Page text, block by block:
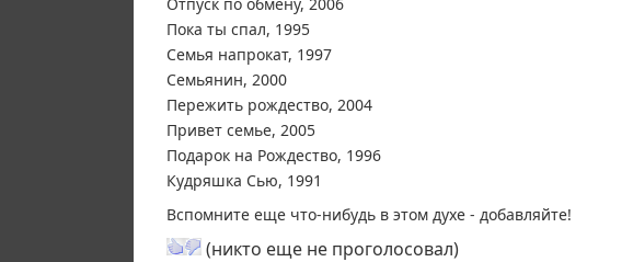
Пока ты спал, 1995
Семья напрокат, 1997
Семьянин, 2000
Пережить рождество, 2004
Привет семье, 2005
Подарок на Рождество, 1996
Кудряшка Сью, 1991
Вспомните еще что-нибудь в этом духе - добавляйте!
(никто еще не проголосовал)